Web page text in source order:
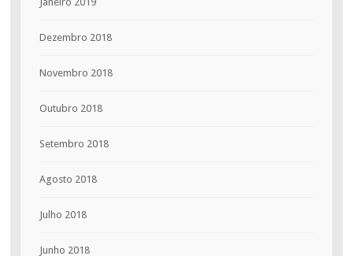
Dezembro 2018
Novembro 2018
Outubro 2018
Setembro 2018
Agosto 2018
Julho 2018
Junho 2018